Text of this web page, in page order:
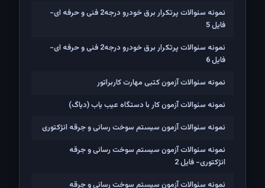
نمونه سئوالات پرتکرار برق خودرو درجه2 فنی و حرفه ای-
فایل 5
نمونه سئوالات پرتکرار برق خودرو درجه2 فنی و حرفه ای-
فایل 6
نمونه سئوالات آزمون کتبی مهارت کاربراتور
نمونه سئوالات آزمون کار با دستگاه عیب یاب (دیاگ)
نمونه سئوالات آزمون سیستم سوخت رسانی و جرقه انژکتوری
نمونه سئوالات آزمون سیستم سوخت رسانی و جرقه
انژکتوری- فایل 2
نمونه سئوالات آزمون سیستم سوخت رسانی و جرقه